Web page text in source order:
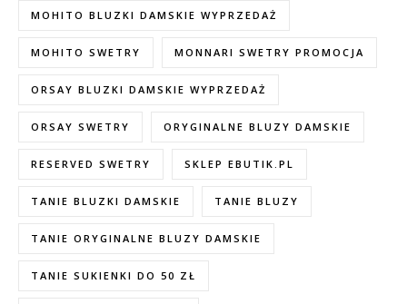
MOHITO BLUZKI DAMSKIE WYPRZEDAŻ
MOHITO SWETRY MONNARI SWETRY PROMOCJA
ORSAY BLUZKI DAMSKIE WYPRZEDAŻ
ORSAY SWETRY ORYGINALNE BLUZY DAMSKIE
RESERVED SWETRY SKLEP EBUTIK.PL
TANIE BLUZKI DAMSKIE TANIE BLUZY
TANIE ORYGINALNE BLUZY DAMSKIE
TANIE SUKIENKI DO 50 ZŁ